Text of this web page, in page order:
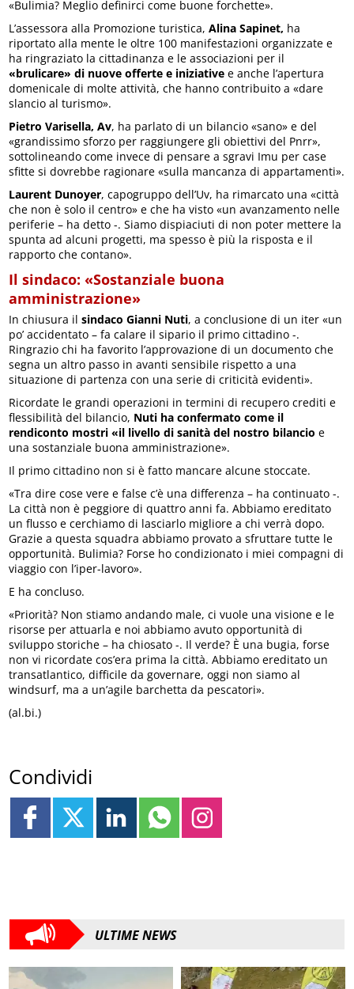
«Bulimia? Meglio definirci come buone forchette».
L’assessora alla Promozione turistica,Alina Sapinet, ha
riportato alla mente le oltre 100 manifestazioni organizzate e
ha ringraziato la cittadinanza e le associazioni per il
«brulicare» di nuove offerte e iniziative e anche l’apertura
domenicale di molte attività, che hanno contribuito a «dare
slancio al turismo».
Pietro Varisella, Av, ha parlato di un bilancio «sano» e del
«grandissimo sforzo per raggiungere gli obiettivi del Pnrr»,
sottolineando come invece di pensare a sgravi Imu per case
sfitte si dovrebbe ragionare «sulla mancanza di appartamenti».
Laurent Dunoyer, capogruppo dell’Uv, ha rimarcato una «città
che non è solo il centro» e che ha visto «un avanzamento nelle
periferie – ha detto -. Siamo dispiaciuti di non poter mettere la
spunta ad alcuni progetti, ma spesso è più la risposta e il
rapporto che contano».
Il sindaco: «Sostanziale buona
amministrazione»
In chiusura ilsindaco Gianni Nuti, a conclusione di un iter «un
po’ accidentato – fa calare il sipario il primo cittadino -.
Ringrazio chi ha favorito l’approvazione di un documento che
segna un altro passo in avanti sensibile rispetto a una
situazione di partenza con una serie di criticità evidenti».
Ricordate le grandi operazioni in termini di recupero crediti e
flessibilità del bilancio, Nuti ha confermato come il
rendiconto mostri «il livello di sanità del nostro bilancio e
una sostanziale buona amministrazione».
Il primo cittadino non si è fatto mancare alcune stoccate.
«Tra dire cose vere e false c’è una differenza – ha continuato -.
La città non è peggiore di quattro anni fa. Abbiamo ereditato
un flusso e cerchiamo di lasciarlo migliore a chi verrà dopo.
Grazie a questa squadra abbiamo provato a sfruttare tutte le
opportunità. Bulimia? Forse ho condizionato i miei compagni di
viaggio con l’iper-lavoro».
E ha concluso.
«Priorità? Non stiamo andando male, ci vuole una visione e le
risorse per attuarla e noi abbiamo avuto opportunità di
sviluppo storiche – ha chiosato -. Il verde? È una bugia, forse
non vi ricordate cos’era prima la città. Abbiamo ereditato un
transatlantico, difficile da governare, oggi non siamo al
windsurf, ma a un’agile barchetta da pescatori».
(al.bi.)
Condividi
ULTIME NEWS